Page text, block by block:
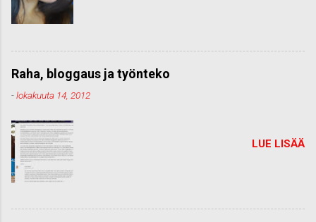
Raha, bloggaus ja työnteko
-lokakuuta 14, 2012
LUE LISÄÄ